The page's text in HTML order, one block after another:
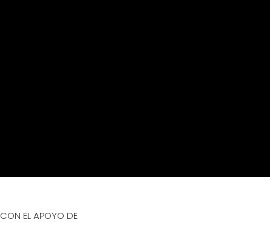
CON EL APOYO DE